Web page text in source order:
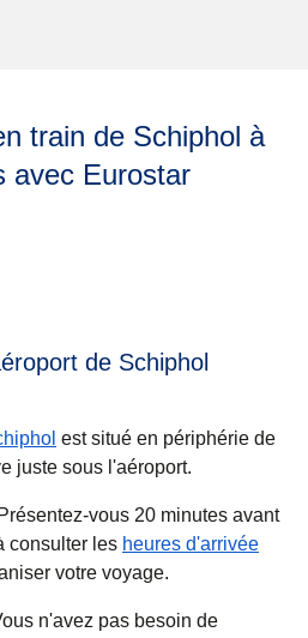
train de Schiphol à
avec Eurostar
de Schiphol
est situé en périphérie de
juste sous l'aéroport.
Présentez-vous 20 minutes avant
consulter les heures d'arrivée
votre voyage.
n'avez pas besoin de